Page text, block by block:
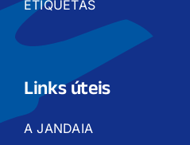
ETIQUETAS
Links úteis
A JANDAIA